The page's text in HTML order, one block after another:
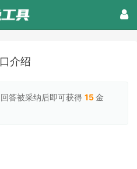
介绍
答被采纳后即可获得 15金